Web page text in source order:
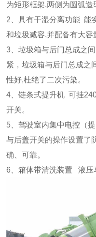
为矩形框架,两侧为圆弧造
2、具有干湿分离功能 能
和垃圾减容,并配备有大容
3、垃圾箱与后门总成之
紧，垃圾箱与后门总成之
性好,杜绝了二次污染。
4、链条式提升机 可挂
开关。
5、驾驶室内集中电控（
与后盖开关的操作设置了
确、可靠。
6、箱体带清洗装置 液压